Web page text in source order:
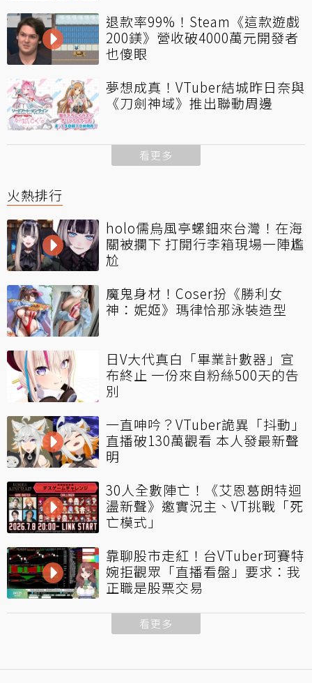
退款率99%！Steam《這款遊戲
200鎂》營收破4000萬元開發者
也傻眼
夢想成真！VTuber結城昨日奈與
《刀劍神域》推出聯動周邊
看更多
火熱排行
holo儒烏風亭螺鈿來台灣！在海
關被攔下 打開行李箱現場一陣尷
尬
魔鬼身材！Coser扮《勝利女
神：妮姬》瑪律恰那泳裝造型
日V大代真白「畢業計數器」宣
布終止 一份來自粉絲500天的告
別
一直呻吟？VTuber詭異「抖動」
直播破130萬觀看 本人發最新聲
明
30人全數陣亡！《艾恩葛朗特迴
盪新聲》邀實況主、VT挑戰「死
亡模式」
靠聊股市走紅！台VTuber珂賽特
婉拒觀眾「直播看盤」要求：我
正職是股票交易
看更多